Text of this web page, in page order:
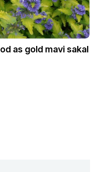
as gold mavi sakal